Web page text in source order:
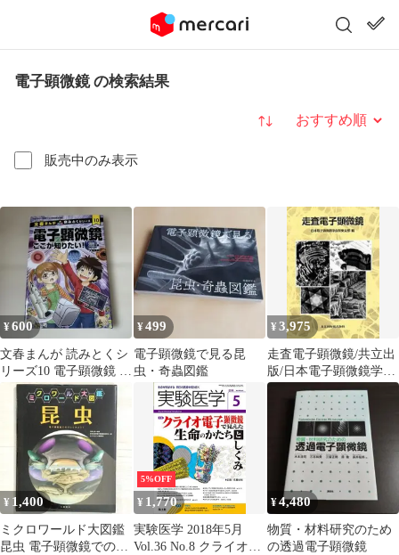
電子顕微鏡 の検索結果
販売中のみ表示
並び替え
¥600
文春まんが 読みとくシ
リーズ10 電子顕微鏡 こ
こが知りたい！
¥499
電子顕微鏡で見る昆
虫・奇蟲図鑑
¥3,975
走査電子顕微鏡/共立出
版/日本電子顕微鏡学会
（単行本）
¥ 1,400
ミクロワールド大図鑑
昆虫 電子顕微鏡でのぞ
5%OFF
¥ 1,770
実験医学 2018年5月
Vol.36 No.8 クライオ電
¥4,480
物質・材料研究のため
の透過電子顕微鏡